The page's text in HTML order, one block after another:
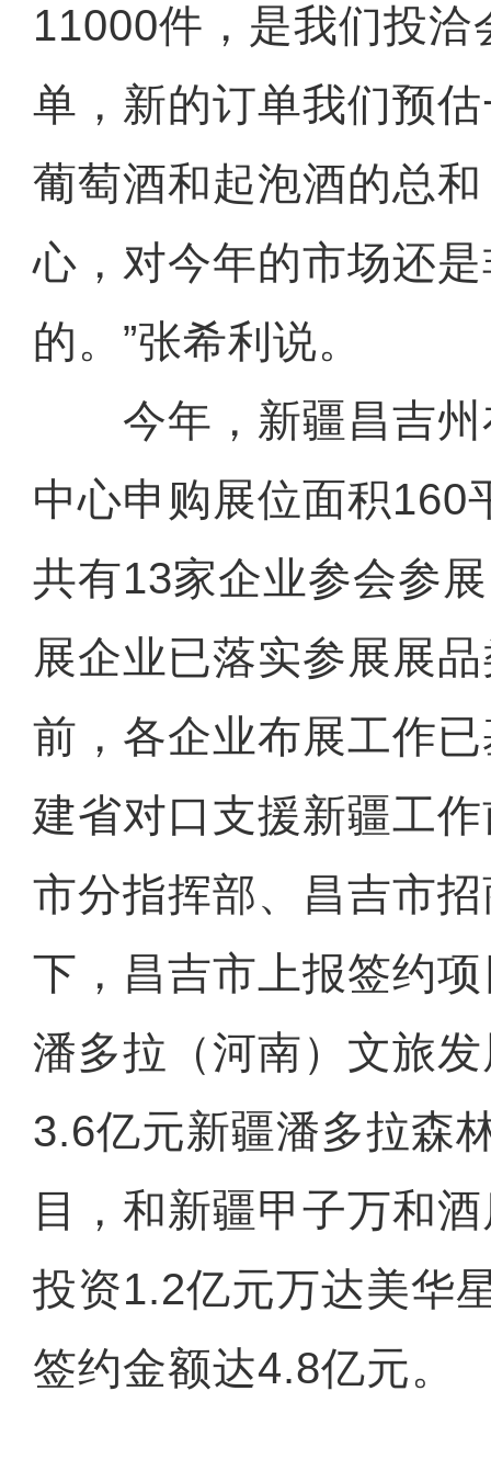
11000件，是我们投洽
单，新的订单我们预
葡萄酒和起泡酒的总
心，对今年的市场还
的。”张希利说。
今年，新疆昌吉州
中心申购展位面积160
共有13家企业参会参
展企业已落实参展展
前，各企业布展工作
建省对口支援新疆工
市分指挥部、昌吉市
下，昌吉市上报签约
潘多拉（河南）文旅
3.6亿元新疆潘多拉森
目，和新疆甲子万和
投资1.2亿元万达美华
签约金额达4.8亿元。
丁荫楠：我对这部片子